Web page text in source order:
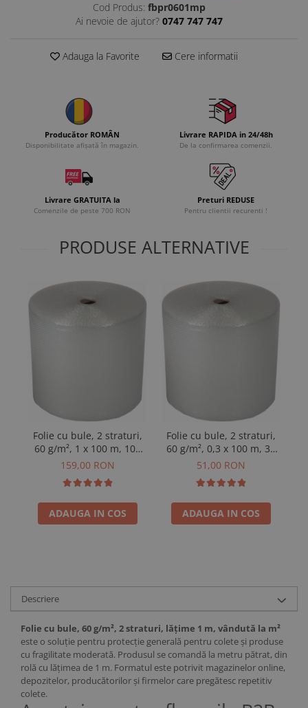
Cod Produs: fbpr0601mp
Ai nevoie de ajutor? 0747 747 747
Adauga la Favorite Cere informatii
Producător ROMÂN
Disponibilitate afișată în magazin.
Livrare RAPIDA in 24/48h
De la confirmarea comenzii.
Livrare GRATUITA la
Comenzile de peste 700 RON
Preturi REDUSE
Pentru clientii recurenti !
PRODUSE ALTERNATIVE
Folie cu bule, 2 straturi,
60 g/m², 1 x 100 m, 100
m²
159,00 RON
ADAUGA IN COS
Folie cu bule, 2 straturi,
60 g/m², 0,3 x 100 m, 30
m²
51,00 RON
ADAUGA IN COS
Descriere
Folie cu bule, 60 g/m², 2 straturi, lățime 1 m, vândută la m²
este o soluție pentru protecție generală pentru colete și produse
cu fragilitate moderată. Produsul se comandă la metru pătrat, din
rolă cu lățimea de 1 m. Formatul este potrivit magazinelor online,
depozitelor, producătorilor și firmelor care pregătesc repetitiv
colete.